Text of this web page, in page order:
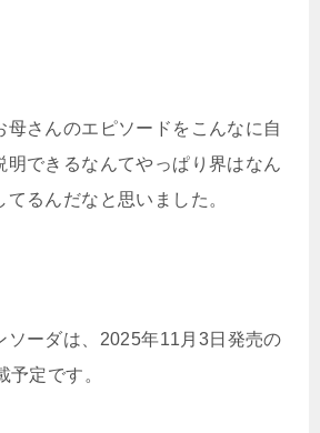
母さんのエピソードをこんなに自
明できるなんてやっぱり界はなん
るんだなと思いました。
ソーダは、2025年11月3日発売の
予定です。